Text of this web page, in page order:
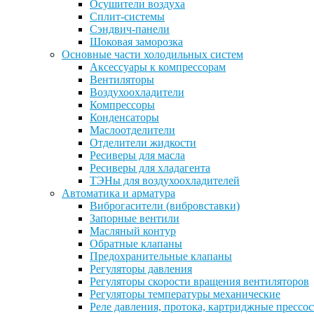
Осушители воздуха
Сплит-системы
Сэндвич-панели
Шоковая заморозка
Основные части холодильных систем
Аксессуары к компрессорам
Вентиляторы
Воздухоохладители
Компрессоры
Конденсаторы
Маслоотделители
Отделители жидкости
Ресиверы для масла
Ресиверы для хладагента
ТЭНы для воздухоохладителей
Автоматика и арматура
Виброгасители (вибровставки)
Запорные вентили
Масляный контур
Обратные клапаны
Предохранительные клапаны
Регуляторы давления
Регуляторы скорости вращения вентиляторов
Регуляторы температуры механические
Реле давления, протока, картриджные